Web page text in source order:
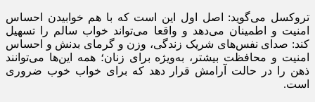
تروکسل می‌گوید: اصل اول این است که با هم خوابیدن احساس
امنیت و اطمینان می‌دهد و واقعا می‌تواند خواب سالم را تسهیل
کند: صدای نفس‌های شریک زندگی، وزن و گرمای بدنش و احساس
امنیت و محافظت بیشتر‌، به‌ویژه برای زنان‌؛ همه این‌ها می‌توانند
ذهن را در حالت آرامش قرار دهد که برای خواب خوب ضروری
است.